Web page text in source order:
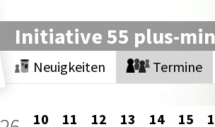
Initiative 55 plus-
Neuigkeiten Termine
10 11 12 13 14 15